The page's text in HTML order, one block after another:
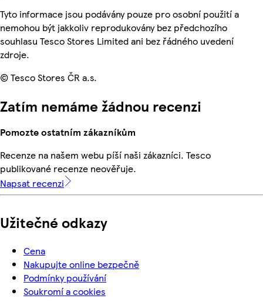
Tyto informace jsou podávány pouze pro osobní použití a
nemohou být jakkoliv reprodukovány bez předchozího
souhlasu Tesco Stores Limited ani bez řádného uvedení
zdroje.
© Tesco Stores ČR a.s.
Zatím nemáme žádnou recenzi
Pomozte ostatním zákazníkům
Recenze na našem webu píší naši zákazníci. Tesco
publikované recenze neověřuje.
Napsat recenzi
Užitečné odkazy
Cena
Nakupujte online bezpečně
Podmínky používání
Soukromí a cookies